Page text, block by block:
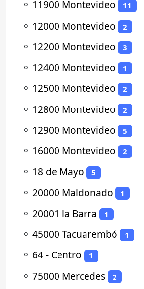
⚬ 11900 Montevideo 11
⚬ 12000 Montevideo 2
⚬ 12200 Montevideo 3
⚬ 12400 Montevideo 1
⚬ 12500 Montevideo 2
⚬ 12800 Montevideo 2
⚬ 12900 Montevideo 5
⚬ 16000 Montevideo 2
⚬ 18 de Mayo 5
⚬ 20000 Maldonado 1
⚬ 20001 la Barra 1
⚬ 45000 Tacuarembó 1
⚬ 64 - Centro 1
⚬ 75000 Mercedes 2